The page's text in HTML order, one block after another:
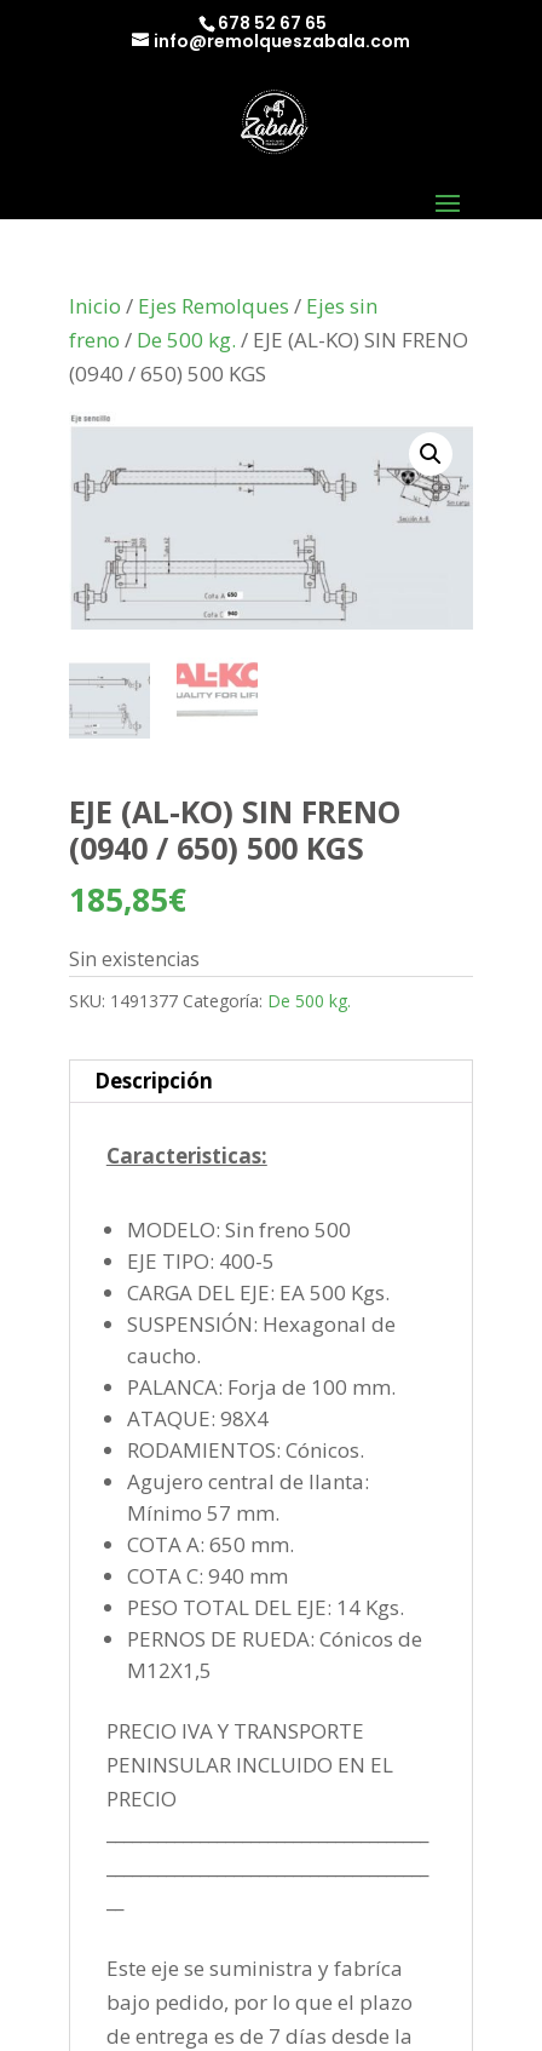
678 52 67 65
info@remolqueszabala.com
Inicio / Ejes Remolques / Ejes sin
freno / De 500 kg. / EJE (AL-KO) SIN FRENO
(0940 / 650) 500 KGS
EJE (AL-KO) SIN FRENO
(0940 / 650) 500 KGS
185,85€
Sin existencias
SKU: 1491377 Categoría: De 500 kg.
Descripción
Caracteristicas:
MODELO: Sin freno 500
EJE TIPO: 400-5
CARGA DEL EJE: EA 500 Kgs.
SUSPENSIÓN: Hexagonal de
caucho.
PALANCA: Forja de 100 mm.
ATAQUE: 98X4
RODAMIENTOS: Cónicos.
Agujero central de llanta:
Mínimo 57 mm.
COTA A: 650 mm.
COTA C: 940 mm
PESO TOTAL DEL EJE: 14 Kgs.
PERNOS DE RUEDA: Cónicos de
M12X1,5
PRECIO IVA Y TRANSPORTE
PENINSULAR INCLUIDO EN EL
PRECIO
Este eje se suministra y fabríca
bajo pedido, por lo que el plazo
de entrega es de 7 días desde la